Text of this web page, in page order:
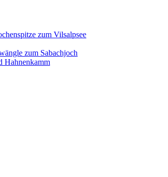
zum Vilsalpsee
zum Sabachjoch
Hahnenkamm